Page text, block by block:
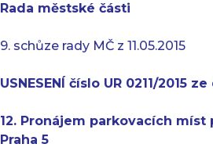
Rada městské části
9. schůze rady MČ z 11.05.2015
USNESENÍ číslo UR 0211/2015 ze
12. Pronájem parkovacích
Praha 5